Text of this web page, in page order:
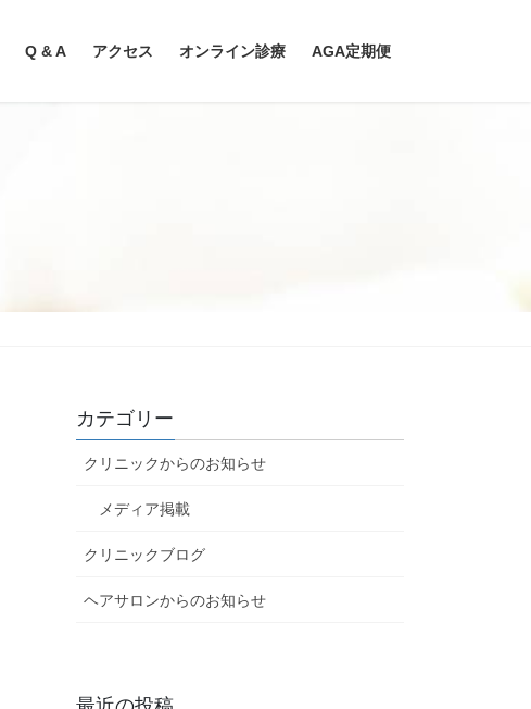
Q & A アクセス オンライン診療 AGA定期便
カテゴリー
クリニックからのお知らせ
メディア掲載
クリニックブログ
ヘアサロンからのお知らせ